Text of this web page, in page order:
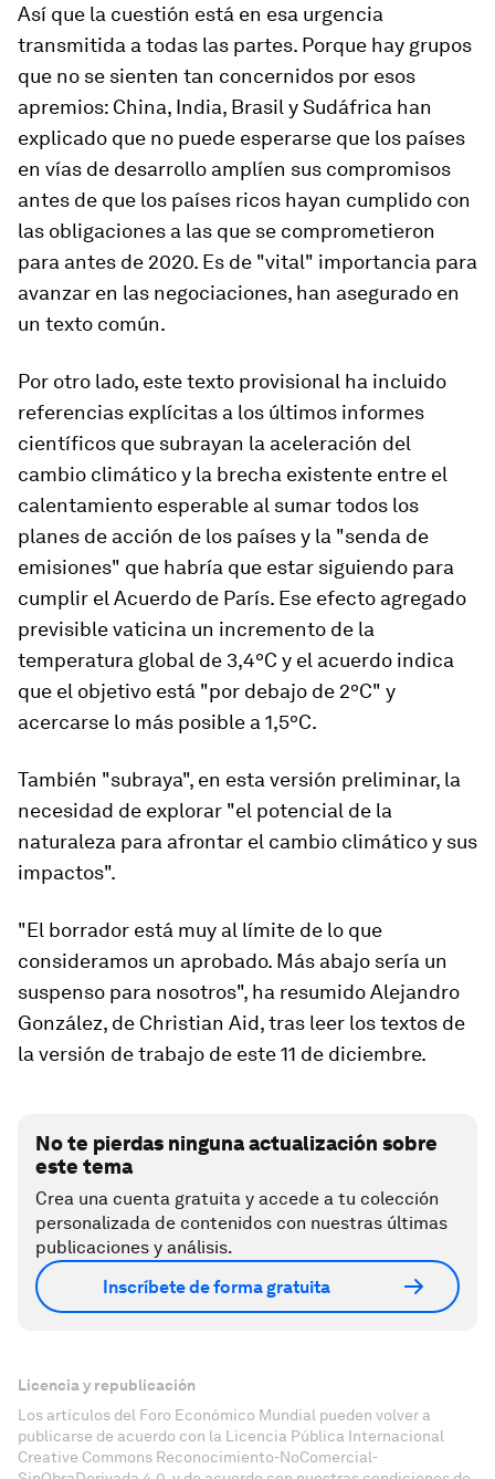
Así que la cuestión está en esa urgencia
transmitida a todas las partes. Porque hay grupos
que no se sienten tan concernidos por esos
apremios: China, India, Brasil y Sudáfrica han
explicado que no puede esperarse que los países
en vías de desarrollo amplíen sus compromisos
antes de que los países ricos hayan cumplido con
las obligaciones a las que se comprometieron
para antes de 2020. Es de "vital" importancia para
avanzar en las negociaciones, han asegurado en
un texto común.
Por otro lado, este texto provisional ha incluido
referencias explícitas a los últimos informes
científicos que subrayan la aceleración del
cambio climático y la brecha existente entre el
calentamiento esperable al sumar todos los
planes de acción de los países y la "senda de
emisiones" que habría que estar siguiendo para
cumplir el Acuerdo de París. Ese efecto agregado
previsible vaticina un incremento de la
temperatura global de 3,4ºC y el acuerdo indica
que el objetivo está "por debajo de 2ºC" y
acercarse lo más posible a 1,5ºC.
También "subraya", en esta versión preliminar, la
necesidad de explorar "el potencial de la
naturaleza para afrontar el cambio climático y sus
impactos".
"El borrador está muy al límite de lo que
consideramos un aprobado. Más abajo sería un
suspenso para nosotros", ha resumido Alejandro
González, de Christian Aid, tras leer los textos de
la versión de trabajo de este 11 de diciembre.
No te pierdas ninguna actualización sobre
este tema
Crea una cuenta gratuita y accede a tu colección
personalizada de contenidos con nuestras últimas
publicaciones y análisis.
Inscríbete de forma gratuita
Licencia y republicación
Los artículos del Foro Económico Mundial pueden volver a
publicarse de acuerdo con la Licencia Pública Internacional
Creative Commons Reconocimiento-NoComercial-